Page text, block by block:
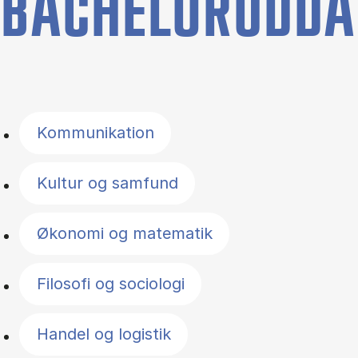
Kommunikation
Kultur og samfund
Økonomi og matematik
Filosofi og sociologi
Handel og logistik